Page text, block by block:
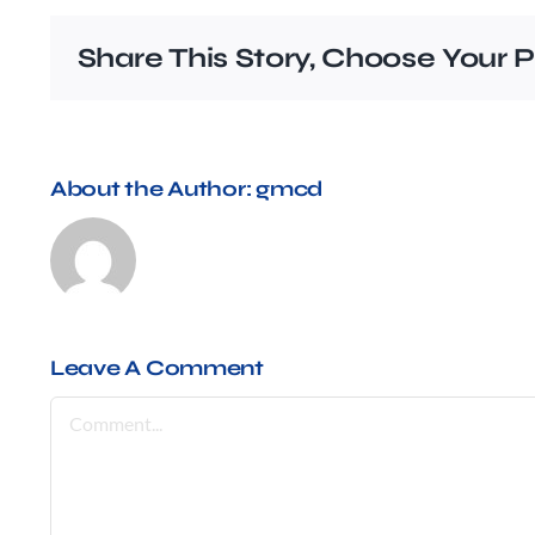
Share This Story, Choose Your
About the Author:gmcd
Leave A Comment
Comment